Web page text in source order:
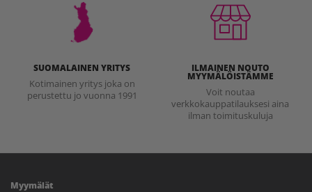
SUOMALAINEN YRITYS
Kotimainen yritys joka on
perustettu jo vuonna 1991
ILMAINEN NOUTO
MYYMÄLÖISTÄMME
Voit noutaa
verkkokauppatilauksesi aina
ilman toimituskuluja
Myymälät